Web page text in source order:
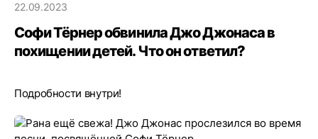
22.09.2023
Софи Тёрнер обвинила Джо Джонаса в
похищении детей. Что он ответил?
Подробности внутри!